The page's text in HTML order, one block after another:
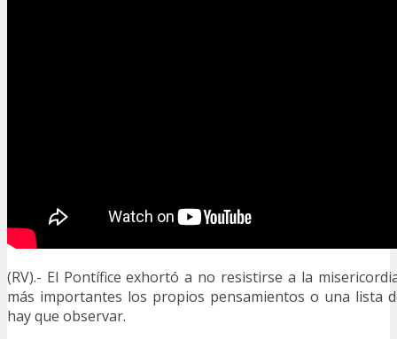
(RV).- El Pontífice exhortó a no resistirse a la
más importantes los propios pensamientos o una lista
hay que observar.